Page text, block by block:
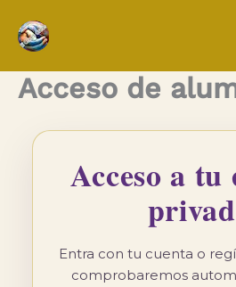
contenido
Acceso de
Acceso a tu
Entra con tu cuenta o
comprobaremos